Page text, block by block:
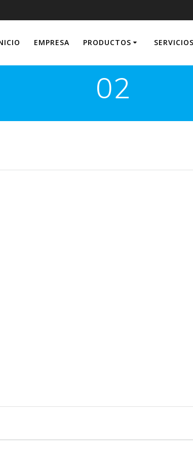
EMPRESA PRODUCTOS SERVICIOS
02